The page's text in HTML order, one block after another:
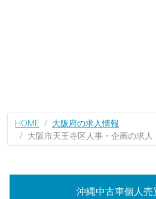
HOME
大阪府の求人情報
大阪市天王寺区人事・企画の求人
沖縄中古車個人売